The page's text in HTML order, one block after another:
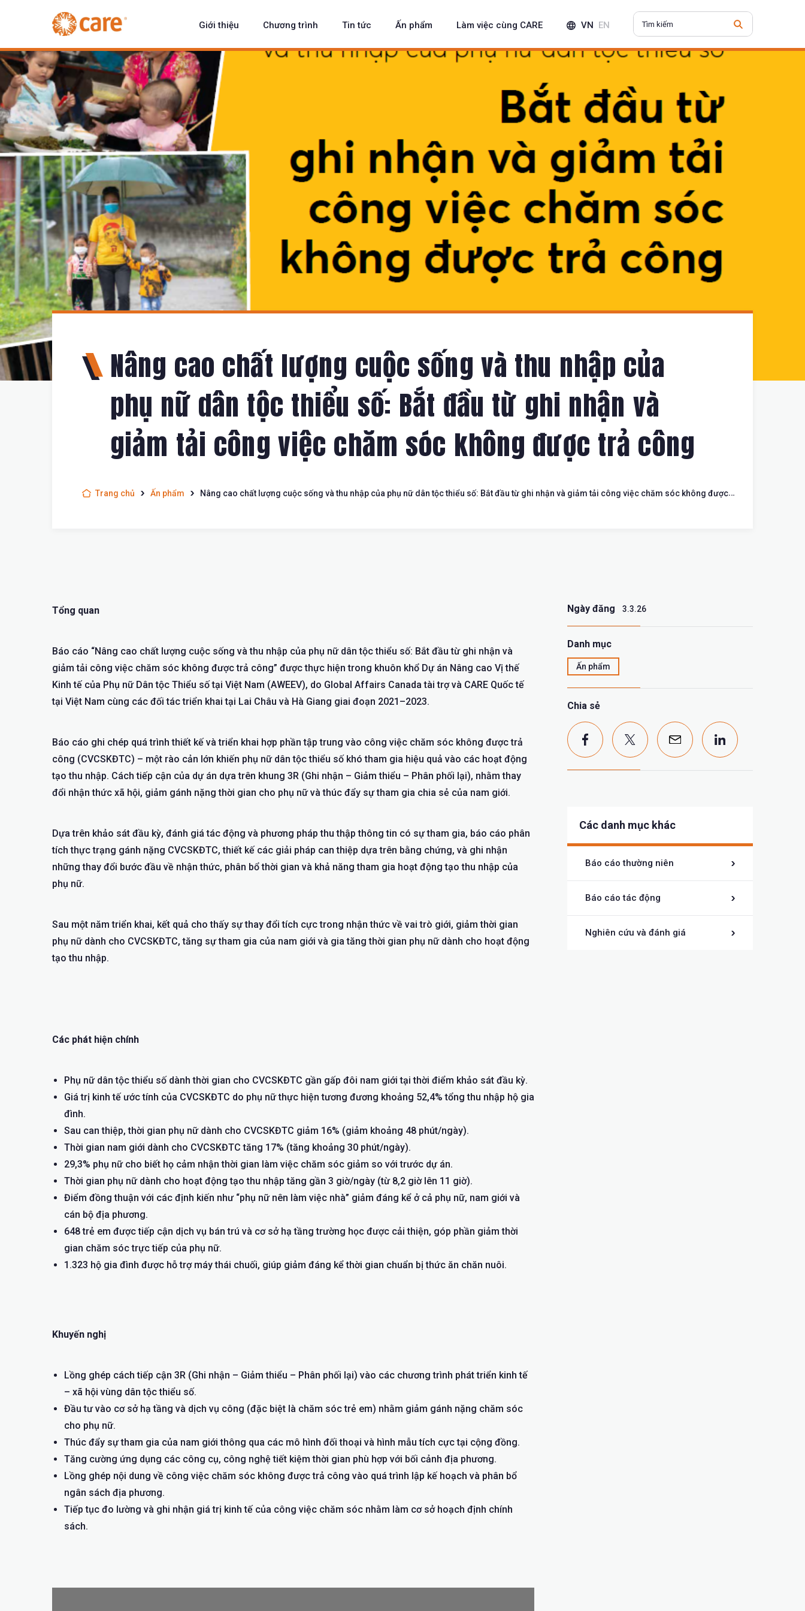
Giới thiệu Chương trình Tin tức Ấn phẩm Làm việc cùng CARE VN EN
Nâng cao chất lượng cuộc sống và thu nhập của
phụ nữ dân tộc thiểu số: Bắt đầu từ ghi nhận và
giảm tải công việc chăm sóc không được trả công
Trang chủ Ấn phẩm
Nâng cao chất lượng cuộc sống và thu nhập của phụ nữ dân tộc thiểu số: Bắt đầu từ ghi nhận và giảm tải công việc chăm sóc không được
Tổng quan
Báo cáo “Nâng cao chất lượng cuộc sống và thu nhập của phụ nữ dân tộc thiểu số: Bắt đầu từ ghi nhận và
giảm tải công việc chăm sóc không được trả công” được thực hiện trong khuôn khổ Dự án Nâng cao Vị thế
Kinh tế của Phụ nữ Dân tộc Thiểu số tại Việt Nam (AWEEV), do Global Affairs Canada tài trợ và CARE Quốc tế
tại Việt Nam cùng các đối tác triển khai tại Lai Châu và Hà Giang giai đoạn 2021–2023.
Báo cáo ghi chép quá trình thiết kế và triển khai hợp phần tập trung vào công việc chăm sóc không được trả
công (CVCSKĐTC) – một rào cản lớn khiến phụ nữ dân tộc thiểu số khó tham gia hiệu quả vào các hoạt động
tạo thu nhập. Cách tiếp cận của dự án dựa trên khung 3R (Ghi nhận – Giảm thiểu – Phân phối lại), nhằm thay
đổi nhận thức xã hội, giảm gánh nặng thời gian cho phụ nữ và thúc đẩy sự tham gia chia sẻ của nam giới.
Dựa trên khảo sát đầu kỳ, đánh giá tác động và phương pháp thu thập thông tin có sự tham gia, báo cáo phân
tích thực trạng gánh nặng CVCSKĐTC, thiết kế các giải pháp can thiệp dựa trên bằng chứng, và ghi nhận
những thay đổi bước đầu về nhận thức, phân bổ thời gian và khả năng tham gia hoạt động tạo thu nhập của
phụ nữ.
Sau một năm triển khai, kết quả cho thấy sự thay đổi tích cực trong nhận thức về vai trò giới, giảm thời gian
phụ nữ dành cho CVCSKĐTC, tăng sự tham gia của nam giới và gia tăng thời gian phụ nữ dành cho hoạt động
tạo thu nhập.
Các phát hiện chính
Phụ nữ dân tộc thiểu số dành thời gian cho CVCSKĐTC gần gấp đôi nam giới tại thời điểm khảo sát đầu kỳ.
Giá trị kinh tế ước tính của CVCSKĐTC do phụ nữ thực hiện tương đương khoảng 52,4% tổng thu nhập hộ gia
đình.
Sau can thiệp, thời gian phụ nữ dành cho CVCSKĐTC giảm 16% (giảm khoảng 48 phút/ngày).
Thời gian nam giới dành cho CVCSKĐTC tăng 17% (tăng khoảng 30 phút/ngày).
29,3% phụ nữ cho biết họ cảm nhận thời gian làm việc chăm sóc giảm so với trước dự án.
Thời gian phụ nữ dành cho hoạt động tạo thu nhập tăng gần 3 giờ/ngày (từ 8,2 giờ lên 11 giờ).
Điểm đồng thuận với các định kiến như “phụ nữ nên làm việc nhà” giảm đáng kể ở cả phụ nữ, nam giới và
cán bộ địa phương.
648 trẻ em được tiếp cận dịch vụ bán trú và cơ sở hạ tầng trường học được cải thiện, góp phần giảm thời
gian chăm sóc trực tiếp của phụ nữ.
1.323 hộ gia đình được hỗ trợ máy thái chuối, giúp giảm đáng kể thời gian chuẩn bị thức ăn chăn nuôi.
Khuyến nghị
Lồng ghép cách tiếp cận 3R (Ghi nhận – Giảm thiểu – Phân phối lại) vào các chương trình phát triển kinh tế
– xã hội vùng dân tộc thiểu số.
Đầu tư vào cơ sở hạ tầng và dịch vụ công (đặc biệt là chăm sóc trẻ em) nhằm giảm gánh nặng chăm sóc
cho phụ nữ.
Thúc đẩy sự tham gia của nam giới thông qua các mô hình đối thoại và hình mẫu tích cực tại cộng đồng.
Tăng cường ứng dụng các công cụ, công nghệ tiết kiệm thời gian phù hợp với bối cảnh địa phương.
Lồng ghép nội dung về công việc chăm sóc không được trả công vào quá trình lập kế hoạch và phân bổ
ngân sách địa phương.
Tiếp tục đo lường và ghi nhận giá trị kinh tế của công việc chăm sóc nhằm làm cơ sở hoạch định chính
sách.
Ngày đăng 3.3.26
Danh mục
Ấn phẩm
Chia sẻ
Các danh mục khác
Báo cáo thường niên
Báo cáo tác động
Nghiên cứu và đánh giá